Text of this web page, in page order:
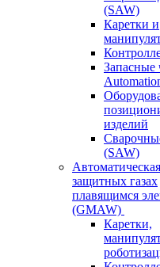
(SAW)
Каретки и
Запасные
изделий
(SAW)
защитных газах
плавящимся
(GMAW)
Каретки,